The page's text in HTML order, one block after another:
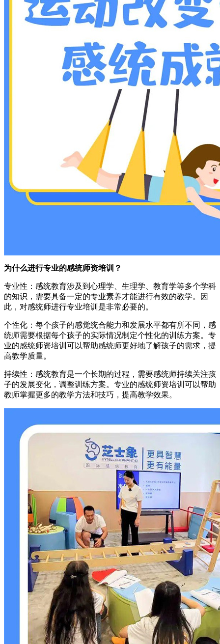
为什么进行专业的感统师资培训？
专业性：感统教育涉及到心理学、生理学、教育学等多个学科
的知识，需要具备一定的专业素养才能进行有效的教学。因
此，对感统师进行专业培训是非常必要的。
个性化：每个孩子的感觉统合能力和发展水平都有所不同，感
统师需要根据每个孩子的实际情况制定个性化的训练方案。专
业的感统师资培训可以帮助感统师更好地了解孩子的需求，提
高教学质量。
持续性：感统教育是一个长期的过程，需要感统师持续关注孩
子的发展变化，调整训练方案。专业的感统师资培训可以帮助
教师掌握更多的教学方法和技巧，提高教学效果。